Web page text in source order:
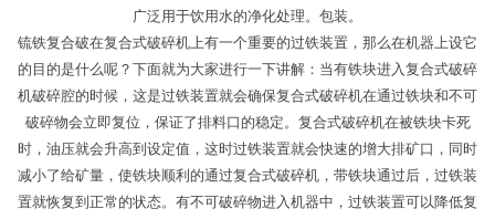
广泛用于饮用水的净化处理。包装。
锍铁复合破在复合式破碎机上有一个重要的过铁装置，那么在机器上设它
的目的是什么呢？下面就为大家进行一下讲解：当有铁块进入复合式破碎
机破碎腔的时候，这是过铁装置就会确保复合式破碎机在通过铁块和不可
破碎物会立即复位，保证了排料口的稳定。复合式破碎机在被铁块卡死
时，油压就会升高到设定值，这时过铁装置就会快速的增大排矿口，同时
减小了给矿量，使铁块顺利的通过复合式破碎机，带铁块通过后，过铁装
置就恢复到正常的状态。有不可破碎物进入机器中，过铁装置可以降低复